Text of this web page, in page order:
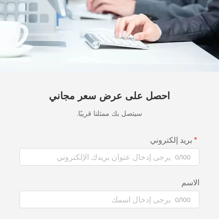
على عرض سعر مجاني
سيتصل بك ممثلنا قريبًا.